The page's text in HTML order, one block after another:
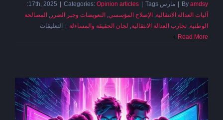
Byamdsy مارس 17th, 2025 Categories:Opinion articles
Tags:
آليات العدالة الانتقالية, الإصلاح المؤسسي, التعويضات وجبر الضرر , المصالحة
الوطنية, تجارب العدالة الانتقالية, لجان الحقيقة والمساءلة التعليقاتعلى
الآليّات،
الخطوات،
الإطار
القانونيّ
Read More